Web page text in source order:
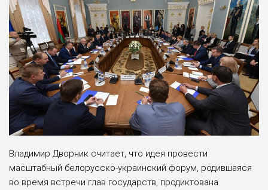
Владимир Дворник считает, что идея провести
масштабный белорусско-украинский форум, родившаяся
во время встречи глав государств, продиктована